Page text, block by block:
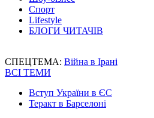
Спорт
Lifestyle
БЛОГИ ЧИТАЧІВ
СПЕЦТЕМА: Війна в Ірані
ВСІ ТЕМИ
Вступ України в ЄС
Теракт в Барселоні